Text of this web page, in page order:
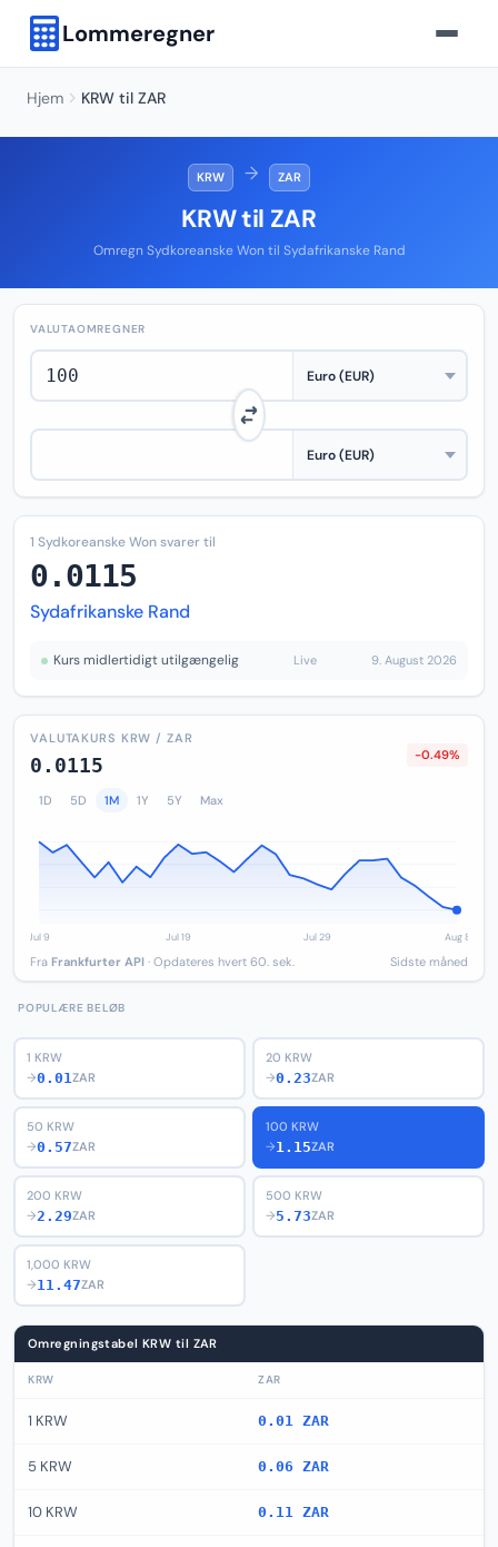
Lommeregner
Hjem KRW til ZAR
KRW → ZAR
KRW til ZAR
Omregn Sydkoreanske Won til Sydafrikanske Rand
VALUTAOMREGNER
1 Sydkoreanske Won svarer til
0.0115
Sydafrikanske Rand
Kurs midlertidigt utilgængelig Live 9. August 2026
VALUTAKURS KRW / ZAR
0.0115 -0.49%
1D 5D 1M 1Y 5Y Max
Fra Frankfurter API · Opdateres hvert 60. sek. Sidste måned
POPULÆRE BELØB
1 KRW
→0.01ZAR
20 KRW
→0.23ZAR
50 KRW
→0.57ZAR
100 KRW
→1.15ZAR
200 KRW
→2.29ZAR
500 KRW
→5.73ZAR
1,000 KRW
→11.47ZAR
Omregningstabel KRW til ZAR
KRW ZAR
1 KRW 0.01 ZAR
5 KRW 0.06 ZAR
10 KRW 0.11 ZAR